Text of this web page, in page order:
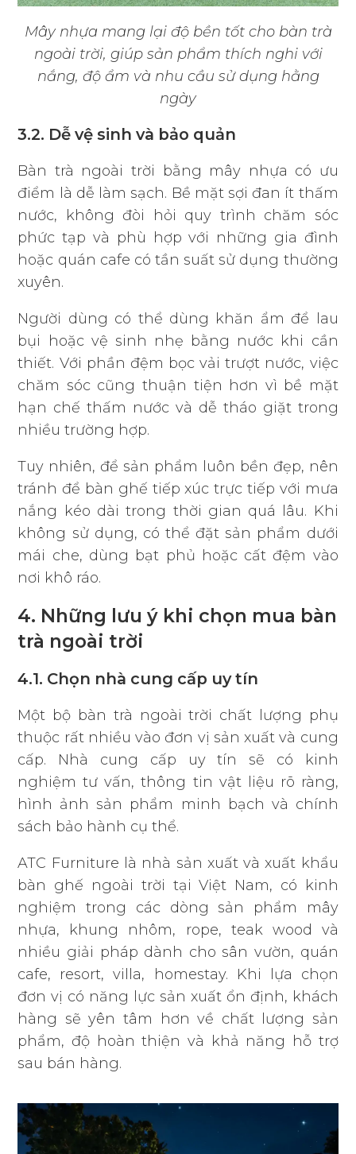
Mây nhựa mang lại độ bền tốt cho bàn trà
ngoài trời, giúp sản phẩm thích nghi với
nắng, độ ẩm và nhu cầu sử dụng hằng
ngày
3.2. Dễ vệ sinh và bảo quản
Bàn trà ngoài trời bằng mây nhựa có ưu
điểm là dễ làm sạch. Bề mặt sợi đan ít thấm
nước, không đòi hỏi quy trình chăm sóc
phức tạp và phù hợp với những gia đình
hoặc quán cafe có tần suất sử dụng thường
xuyên.
Người dùng có thể dùng khăn ẩm để lau
bụi hoặc vệ sinh nhẹ bằng nước khi cần
thiết. Với phần đệm bọc vải trượt nước, việc
chăm sóc cũng thuận tiện hơn vì bề mặt
hạn chế thấm nước và dễ tháo giặt trong
nhiều trường hợp.
Tuy nhiên, để sản phẩm luôn bền đẹp, nên
tránh để bàn ghế tiếp xúc trực tiếp với mưa
nắng kéo dài trong thời gian quá lâu. Khi
không sử dụng, có thể đặt sản phẩm dưới
mái che, dùng bạt phủ hoặc cất đệm vào
nơi khô ráo.
4. Những lưu ý khi chọn mua bàn
trà ngoài trời
4.1. Chọn nhà cung cấp uy tín
Một bộ bàn trà ngoài trời chất lượng phụ
thuộc rất nhiều vào đơn vị sản xuất và cung
cấp. Nhà cung cấp uy tín sẽ có kinh
nghiệm tư vấn, thông tin vật liệu rõ ràng,
hình ảnh sản phẩm minh bạch và chính
sách bảo hành cụ thể.
ATC Furniture là nhà sản xuất và xuất khẩu
bàn ghế ngoài trời tại Việt Nam, có kinh
nghiệm trong các dòng sản phẩm mây
nhựa, khung nhôm, rope, teak wood và
nhiều giải pháp dành cho sân vườn, quán
cafe, resort, villa, homestay. Khi lựa chọn
đơn vị có năng lực sản xuất ổn định, khách
hàng sẽ yên tâm hơn về chất lượng sản
phẩm, độ hoàn thiện và khả năng hỗ trợ
sau bán hàng.